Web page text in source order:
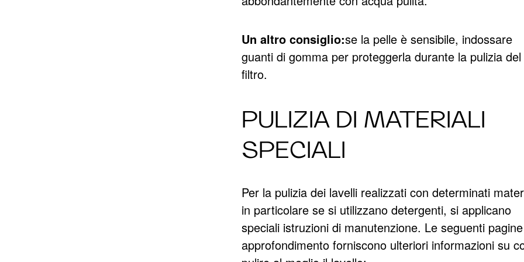
Un altro consiglio:se la pelle è sensibile, indossare
guanti di gomma per proteggerla durante la pulizia del
filtro.
PULIZIA DI MATERIALI
SPECIALI
Per la pulizia dei lavelli realizzati con determinati
in particolare se si utilizzano detergenti, si applicano
speciali istruzioni di manutenzione. Le seguenti
approfondimento forniscono ulteriori informazioni su